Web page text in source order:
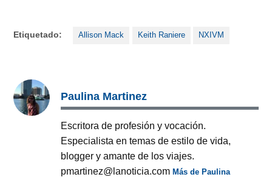
Etiquetado: Allison Mack Keith Raniere NXIVM
Paulina Martinez
Escritora de profesión y vocación.
Especialista en temas de estilo de vida,
blogger y amante de los viajes.
pmartinez@lanoticia.comMás de Paulina